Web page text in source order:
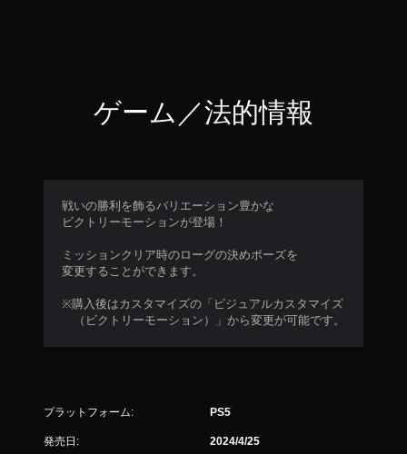
ゲーム／法的情報
戦いの勝利を飾るバリエーション豊かな
ビクトリーモーションが登場！
ミッションクリア時のローグの決めポーズを
変更することができます。
※購入後はカスタマイズの「ビジュアルカスタマイズ
（ビクトリーモーション）」から変更が可能です。
プラットフォーム: PS5
発売日: 2024/4/25